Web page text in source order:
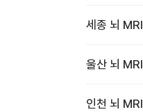
세종 뇌 MRI
울산 뇌 MRI
인천 뇌 MRI